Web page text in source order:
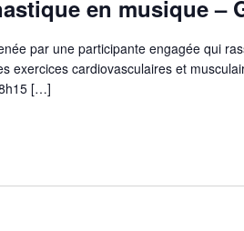
en musique –
être
Gymnastique
en
par une participante engagée qui
exercices cardiovasculaires et
[…]